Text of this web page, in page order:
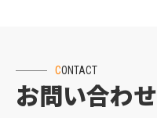
CONTACT
お問い合わせ